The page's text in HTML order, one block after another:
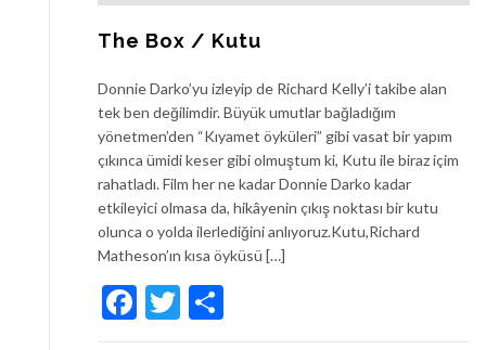
The Box / Kutu
Donnie Darko’yu izleyip de Richard Kelly’i takibe alan
tek ben değilimdir. Büyük umutlar bağladığım
yönetmen’den “Kıyamet öyküleri” gibi vasat bir yapım
çıkınca ümidi keser gibi olmuştum ki, Kutu ile biraz içim
rahatladı. Film her ne kadar Donnie Darko kadar
etkileyici olmasa da, hikâyenin çıkış noktası bir kutu
olunca o yolda ilerlediğini anlıyoruz.Kutu,Richard
Matheson’ın kısa öyküsü […]
Facebook
Twitter